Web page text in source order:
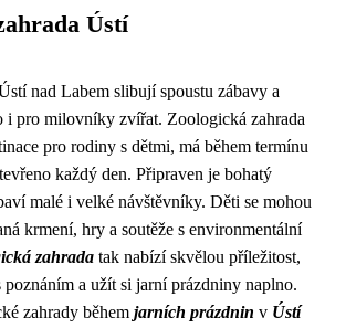
Ústí
nad Labem slibují spoustu zábavy a
i pro milovníky zvířat. Zoologická zahrada
pro rodiny s dětmi, má během termínu
každý den. Připraven je bohatý
malé i velké návštěvníky. Děti se mohou
krmení, hry a soutěže s environmentální
zahrada tak nabízí skvělou příležitost,
poznáním a užít si jarní prázdniny naplno.
zahrady během jarních prázdnin v Ústí